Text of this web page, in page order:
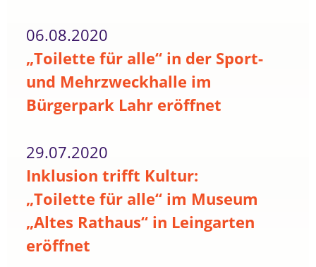
06.08.2020
„Toilette für alle“ in der Sport-
und Mehrzweckhalle im
Bürgerpark Lahr eröffnet
29.07.2020
Inklusion trifft Kultur:
„Toilette für alle“ im Museum
„Altes Rathaus“ in Leingarten
eröffnet